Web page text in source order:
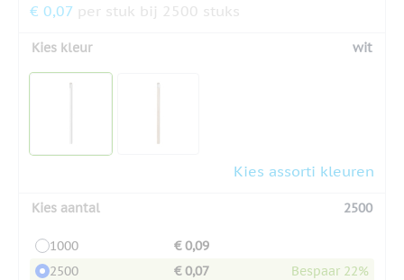
€ 0,07 per stuk bij 2500 stuks
Kies kleur wit
Kies assorti kleuren
Kies aantal 2500
1000
€ 0,09
2500
€ 0,07
Bespaar 22%